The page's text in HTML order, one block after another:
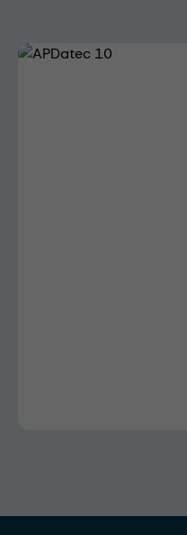
Bildergalerie überspringen